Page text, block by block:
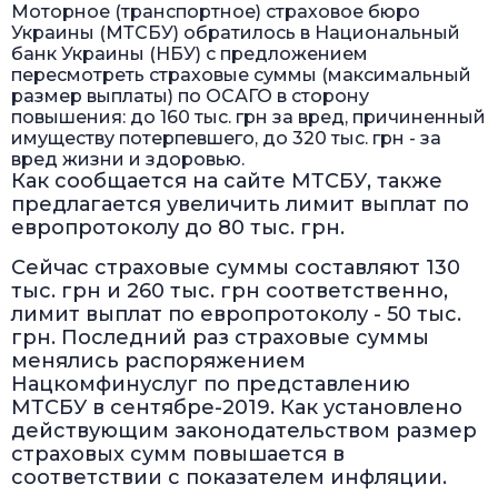
Моторное (транспортное) страховое бюро
Украины (МТСБУ) обратилось в Национальный
банк Украины (НБУ) с предложением
пересмотреть страховые суммы (максимальный
размер выплаты) по ОСАГО в сторону
повышения: до 160 тыс. грн за вред, причиненный
имуществу потерпевшего, до 320 тыс. грн - за
вред жизни и здоровью.
Как сообщается на сайте МТСБУ, также
предлагается увеличить лимит выплат по
европротоколу до 80 тыс. грн.
Сейчас страховые суммы составляют 130
тыс. грн и 260 тыс. грн соответственно,
лимит выплат по европротоколу - 50 тыс.
грн. Последний раз страховые суммы
менялись распоряжением
Нацкомфинуслуг по представлению
МТСБУ в сентябре-2019. Как установлено
действующим законодательством размер
страховых сумм повышается в
соответствии с показателем инфляции.